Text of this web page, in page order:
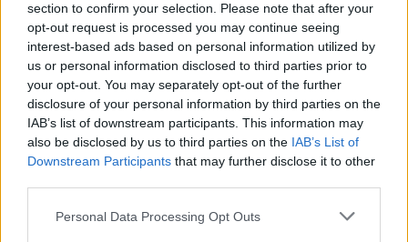
section to confirm your selection. Please note that after your
opt-out request is processed you may continue seeing
interest-based ads based on personal information utilized by
us or personal information disclosed to third parties prior to
your opt-out. You may separately opt-out of the further
disclosure of your personal information by third parties on the
IAB’s list of downstream participants. This information may
also be disclosed by us to third parties on the IAB’s List of
Downstream Participants that may further disclose it to other
Please note that this website/app uses one or more Google
Personal Data Processing Opt Outs
Kommande matcher
Matchen
MISSA INGEN MATCH
Prenumerera på spelschemat